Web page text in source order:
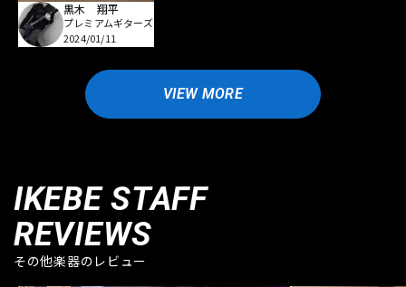
黒木 翔平
プレミアムギターズ
2024/01/11
VIEW MORE
IKEBE STAFF
REVIEWS
その他楽器のレビュー